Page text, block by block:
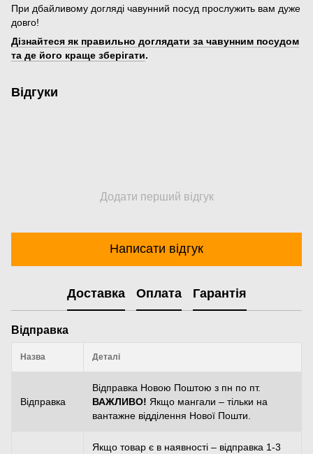
При дбайливому догляді чавунний посуд прослужить вам дуже
довго!
Дізнайтеся як правильно доглядати за чавунним посудом
та де його краще зберігати.
Відгуки
Додати перший відгук
Написати відгук
Доставка Оплата Гарантія
Відправка
Назва Деталі
Відправка
Відправка Новою Поштою з пн по пт.
ВАЖЛИВО! Якщо мангали – тільки на
вантажне відділення Нової Пошти.
Якщо товар є в наявності – відправка 1-3